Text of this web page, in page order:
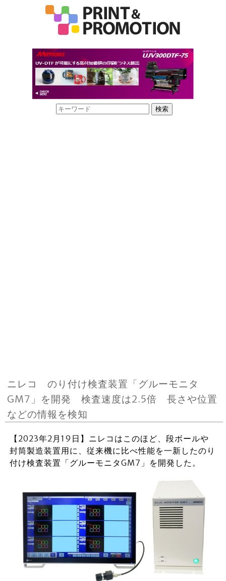
ニレコ のり付け検査装置「グルーモニタ
GM7」を開発 検査速度は2.5倍 長さや位置
などの情報を検知
【2023年2月19日】ニレコはこのほど、段ボールや
封筒製造装置用に、従来機に比べ性能を一新したのり
付け検査装置「グルーモニタGM7」を開発した。